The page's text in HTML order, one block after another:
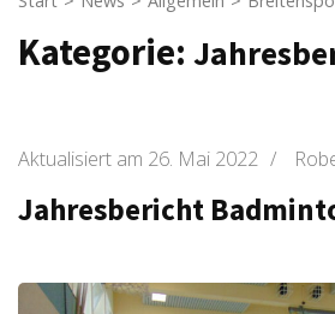
Kategorie:
Aktualisiert am 26. Mai 2022 /
Jahresbericht